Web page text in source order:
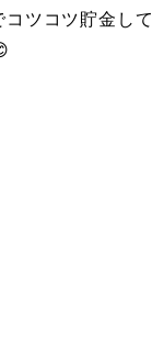
ツコツ貯金して